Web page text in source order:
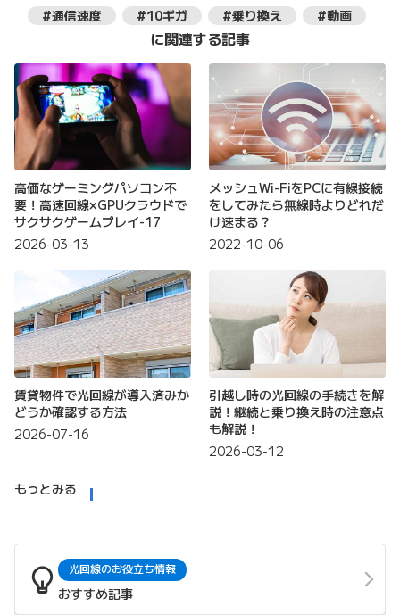
#通信速度
#10ギガ #乗り換え #動画
に関連する記事
高価なゲーミングパソコン不
要！高速回線×GPUクラウドで
サクサクゲームプレイ-17
2026-03-13
メッシュWi-FiをPCに有線接続
をしてみたら無線時よりどれだ
け速まる？
2022-10-06
賃貸物件で光回線が導入済みか
どうか確認する方法
2026-07-16
引越し時の光回線の手続きを解
説！継続と乗り換え時の注意点
も解説！
2026-03-12
もっとみる
光回線のお役立ち情報
おすすめ記事